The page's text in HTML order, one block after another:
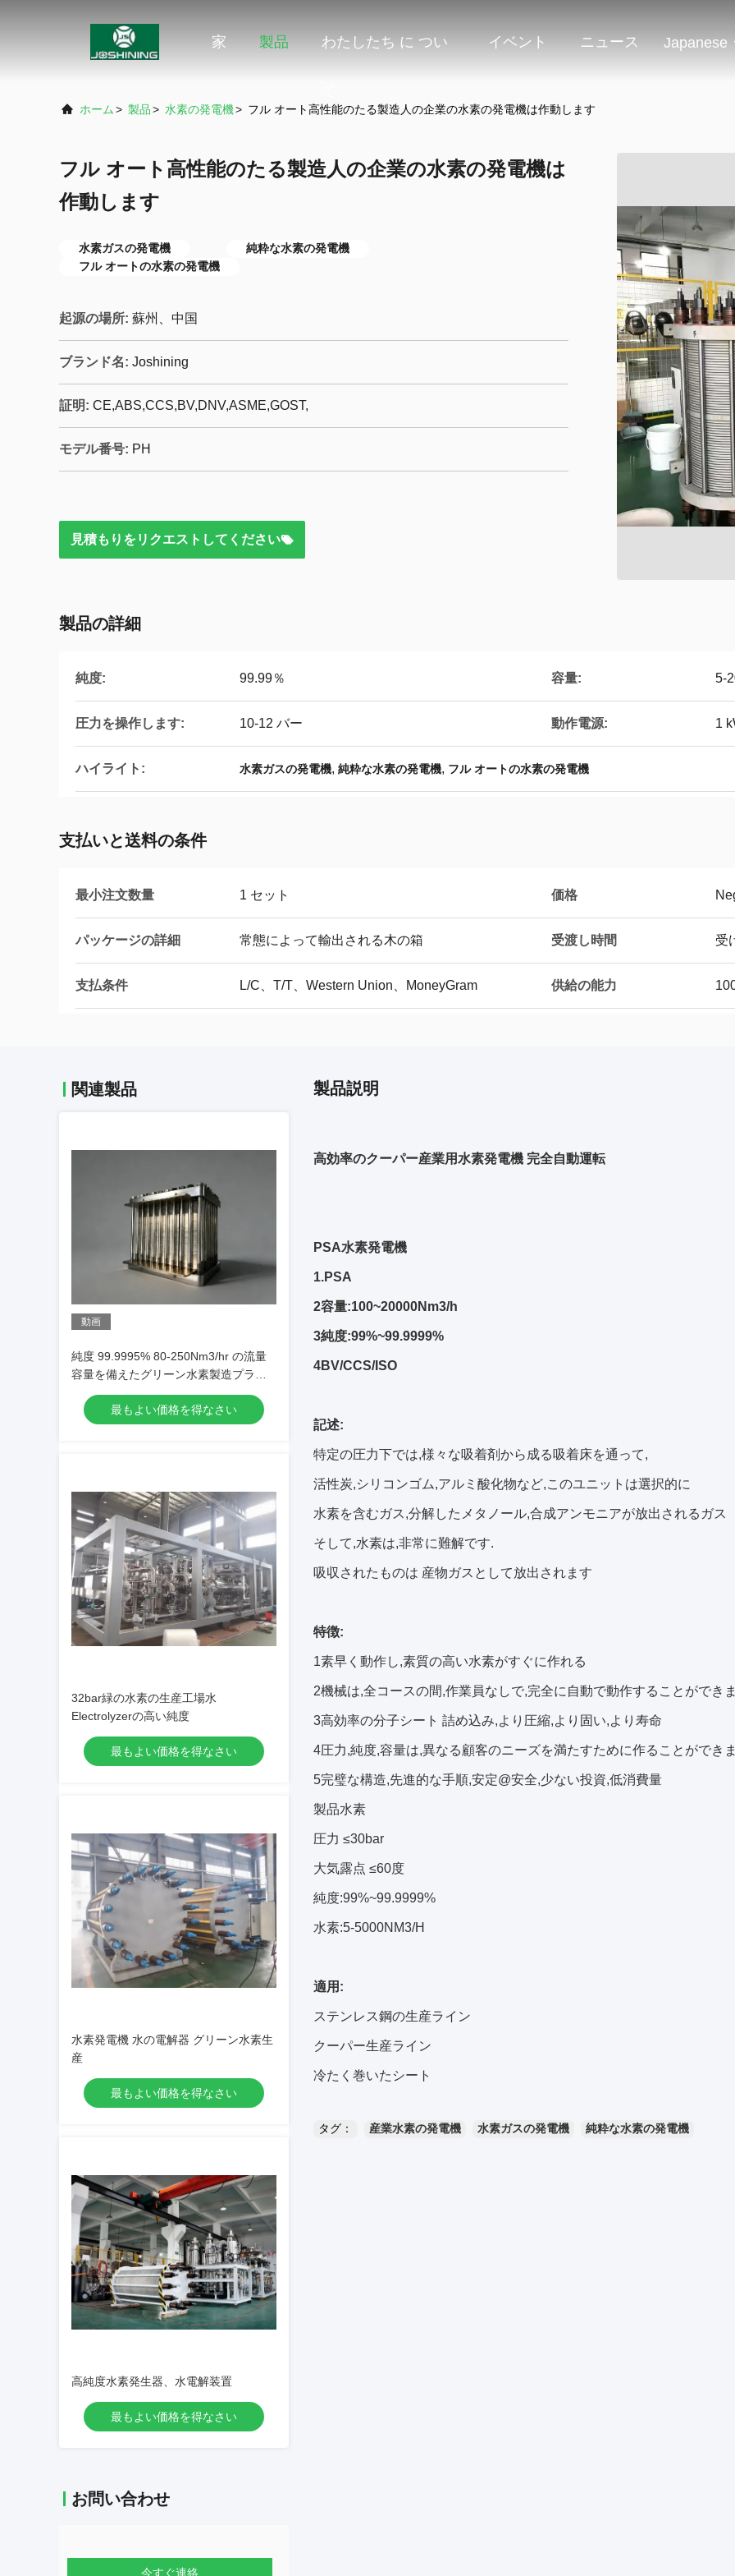
家 製品 わたしたち に つい イベント ニュース Japanese
ホーム > 製品> 水素の発電機> フル オート高性能のたる製造人の企業の水素の発電機は作動します
フル オート高性能のたる製造人の企業の水素の発電機は
作動します
水素ガスの発電機
純粋な水素の発電機
フル オートの水素の発電機
起源の場所: 蘇州、中国
ブランド名: Joshining
証明: CE,ABS,CCS,BV,DNV,ASME,GOST,
モデル番号: PH
見積もりをリクエストしてください
製品の詳細
純度: 99.99％ 容量: 5-
圧力を操作します: 10-12 バー 動作電源: 1
ハイライト: 水素ガスの発電機, 純粋な水素の発電機, フル オートの水素の発電機
支払いと送料の条件
最小注文数量 1 セット 価格
パッケージの詳細 常態によって輸出される木の箱 受渡し時間 受
支払条件 L/C、T/T、Western Union、MoneyGram 供給の能力
関連製品
動画
純度 99.9995% 80-250Nm3/hr の流量
容量を備えたグリーン水素製造プラン
トの水電解装置
最もよい価格を得なさい
32bar緑の水素の生産工場水
Electrolyzerの高い純度
最もよい価格を得なさい
水素発電機 水の電解器 グリーン水素生
産
最もよい価格を得なさい
高純度水素発生器、水電解装置
最もよい価格を得なさい
お問い合わせ
今すぐ連絡
製品説明
高効率のクーパー産業用水素発電機 完全自動運転
PSA水素発電機
1.PSA
2容量:100~20000Nm3/h
3純度:99%~99.9999%
4BV/CCS/ISO
記述:
特定の圧力下では,様々な吸着剤から成る吸着床を通って,
活性炭,シリコンゴム,アルミ酸化物など,このユニットは選択的に
水素を含むガス,分解したメタノール,合成アンモニアが放出されるガス
そして,水素は,非常に難解です.
吸収されたものは 産物ガスとして放出されます
特徴:
1素早く動作し,素質の高い水素がすぐに作れる
2機械は,全コースの間,作業員なしで,完全に自動で動作することができ
3高効率の分子シート 詰め込み,より圧縮,より固い,より寿命
4圧力,純度,容量は,異なる顧客のニーズを満たすために作ることができ
5完璧な構造,先進的な手順,安定@安全,少ない投資,低消費量
製品水素
圧力 ≤30bar
大気露点 ≤60度
純度:99%~99.9999%
水素:5-5000NM3/H
適用:
ステンレス鋼の生産ライン
クーパー生産ライン
冷たく巻いたシート
タグ： 産業水素の発電機 水素ガスの発電機 純粋な水素の発電機